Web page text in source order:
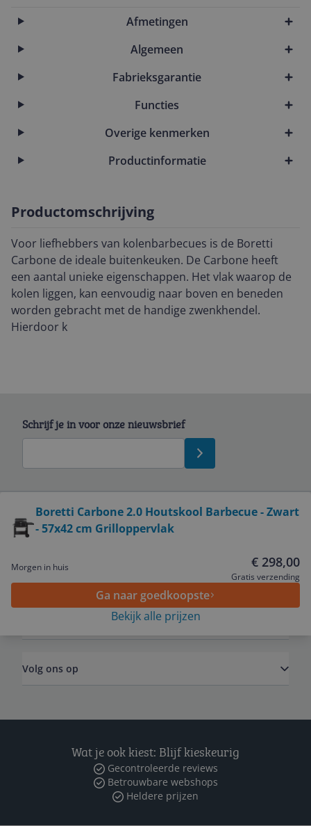
Afmetingen
Algemeen
Fabrieksgarantie
Functies
Overige kenmerken
Productinformatie
Productomschrijving
Voor liefhebbers van kolenbarbecues is de Boretti
Carbone de ideale buitenkeuken. De Carbone heeft
een aantal unieke eigenschappen. Het vlak waarop de
kolen liggen, kan eenvoudig naar boven en beneden
worden gebracht met de handige zwenkhendel.
Hierdoor k
Boretti Carbone 2.0 Houtskool Barbecue - Zwart
- 57x42 cm Grilloppervlak
Morgen in huis € 298,00
Gratis verzending
Ga naar goedkoopste
Bekijk alle prijzen
Schrijf je in voor onze nieuwsbrief
Service
Algemeen
Volg ons op
Wat je ook kiest: Blijf kieskeurig
Gecontroleerde reviews
Betrouwbare webshops
Heldere prijzen